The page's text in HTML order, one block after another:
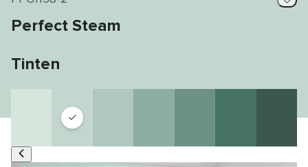
Perfect Steam
Tinten